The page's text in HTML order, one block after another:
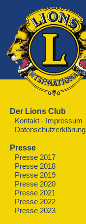
Der Lions Club
Kontakt - Impressum
Datenschutzerklärung
Presse
Presse 2017
Presse 2018
Presse 2019
Presse 2020
Presse 2021
Presse 2022
Presse 2023